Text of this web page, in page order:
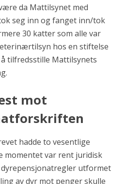
da Mattilsynet med
seg inn og fanget inn/tok
30 katter som alle var
hos en stiftelse
tilfredsstille Mattilsynets
mot
hadde to vesentlige
momentet var rent juridisk
utformet
av dyr mot penger skulle